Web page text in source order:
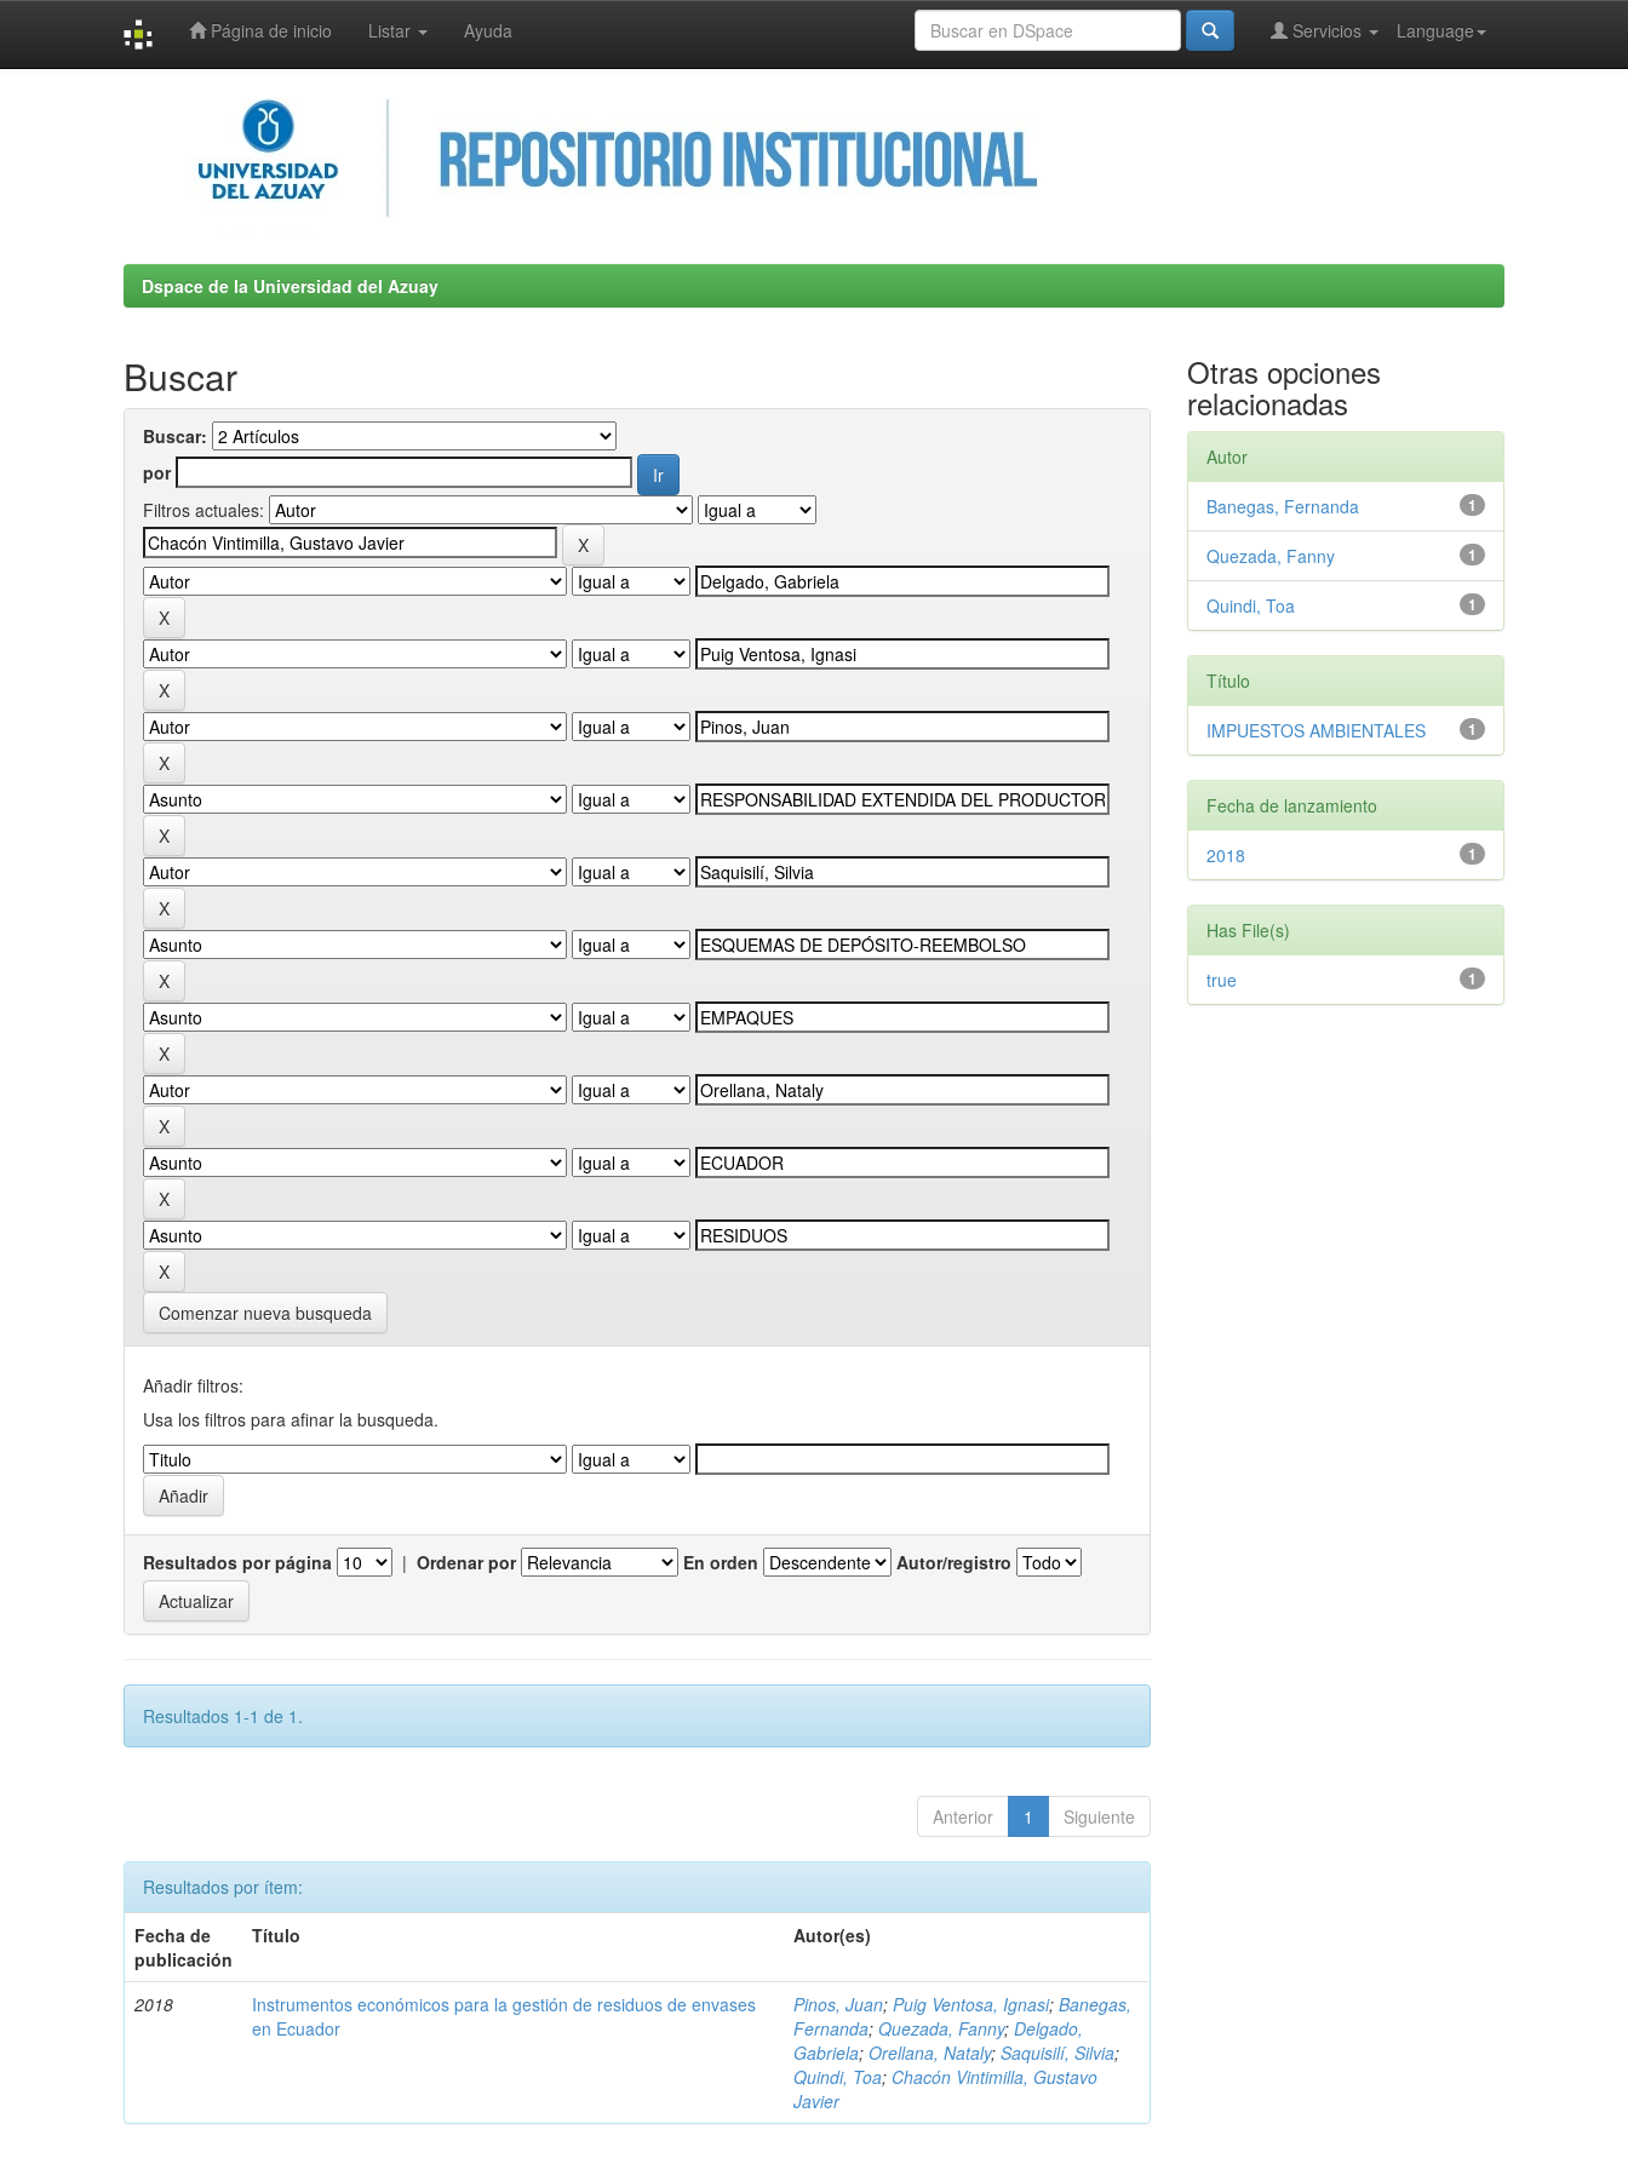
Página de inicio Listar Ayuda Language
Servicios
Dspace de la Universidad del Azuay
Buscar
Buscar:
por
Filtros actuales:
Comenzar nueva busqueda
Añadir filtros:
Usa los filtros para afinar la busqueda.
Resultados por página | Ordenar por En orden Autor/registro
Resultados 1-1 de 1.
Anterior 1 Siguiente
Resultados por ítem:
Fecha de
publicación
Título Autor(es)
2018
Instrumentos económicos para la gestión de residuos de envases
en Ecuador
Pinos, Juan;Puig Ventosa, Ignasi;Banegas,
Fernanda;Quezada, Fanny;Delgado,
Gabriela;Orellana, Nataly;Saquisilí, Silvia;
Quindi, Toa; Chacón Vintimilla, Gustavo
Javier
Otras opciones
relacionadas
Autor
1
Banegas, Fernanda
1
Quezada, Fanny
1
Quindi, Toa
Título
1
IMPUESTOS AMBIENTALES
Fecha de lanzamiento
1
2018
Has File(s)
1
true